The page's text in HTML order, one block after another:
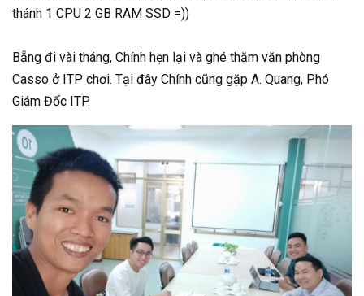
thánh 1 CPU 2 GB RAM SSD =))
Bẵng đi vài tháng, Chính hẹn lại và ghé thăm văn phòng
Casso ở ITP chơi. Tại đây Chính cũng gặp A. Quang, Phó
Giám Đốc ITP.